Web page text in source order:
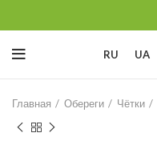
RU UA
Главная Обереги Чётки